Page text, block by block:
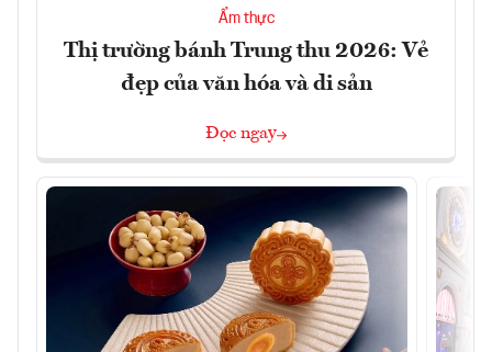
Ẩm thực
Thị trường bánh Trung thu 2026: Vẻ
đẹp của văn hóa và di sản
Đọc ngay